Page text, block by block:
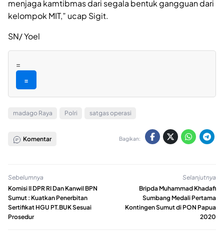
menjaga kamtibmas dari segala bentuk gangguan dari
kelompok MIT,” ucap Sigit.
SN/ Yoel
=
=
madago Raya Polri satgas operasi
Komentar Bagikan:
Sebelumnya
Komisi II DPR RI Dan Kanwil BPN
Sumut : Kuatkan Penerbitan
Sertifikat HGU PT.BUK Sesuai
Prosedur
Selanjutnya
Bripda Muhammad Khadafi
Sumbang Medali Pertama
Kontingen Sumut di PON Papua
2020